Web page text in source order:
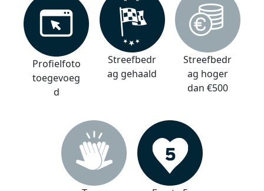
Profielfoto
toegevoeg
d
Streefbedr
ag gehaald
Streefbedr
ag hoger
dan €500